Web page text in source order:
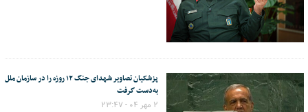
پزشکیان تصاویر شهدای جنگ ۱۲ روزه را در سازمان ملل
به‌دست گرفت
۲ مهر ۰۴ - ۲۳:۴۷